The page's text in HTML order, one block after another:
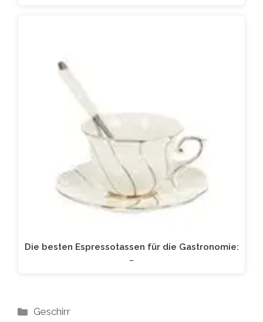
Die besten Espressotassen für die Gastronomie:
…
Kategorien
Geschirr